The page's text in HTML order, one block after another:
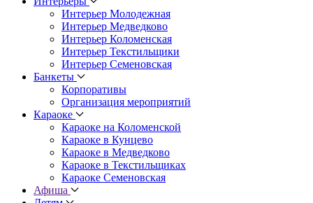
Интерьер Молодежная
Интерьер Медведково
Интерьер Коломенская
Интерьер Текстильщики
Интерьер Семеновская
Банкеты
Корпоративы
Oрганизация мероприятий
Караоке
Караоке на Коломенской
Караоке в Кунцево
Караоке в Медведково
Караоке в Текстильщиках
Караоке Семеновская
Афиша